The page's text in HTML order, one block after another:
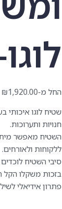
החל מ- ₪1,920.00
שטיח לוגו איכותי
חנויות ותערוכות.
השטיח מאפשר
ללקוחות ולאורחים.
סיבי השטיח
בזכות משקלו הקל
פתרון אידיאלי